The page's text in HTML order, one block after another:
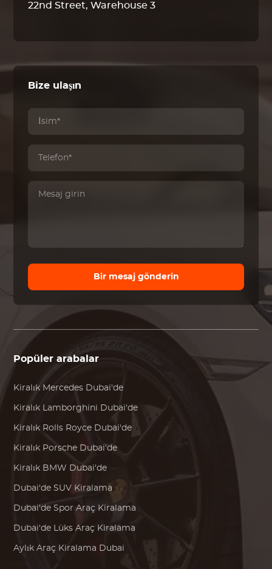
22nd Street, Warehouse 3
Bize ulaşın
Bir mesaj gönderin
Popüler arabalar
Kiralık Mercedes Dubai'de
Kiralık Lamborghini Dubai'de
Kiralık Rolls Royce Dubai'de
Kiralık Porsche Dubai'de
Kiralık BMW Dubai'de
Dubai'de SUV Kiralama
Dubai'de Spor Araç Kiralama
Dubai'de Lüks Araç Kiralama
Aylık Araç Kiralama Dubai